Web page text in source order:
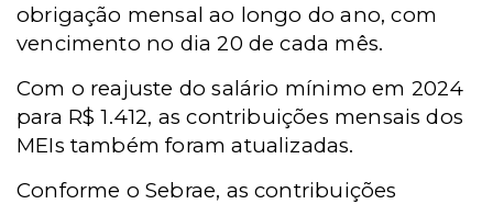
obrigação mensal ao longo do ano, com
vencimento no dia 20 de cada mês.
Com o reajuste do salário mínimo em 2024
para R$ 1.412, as contribuições mensais dos
MEIs também foram atualizadas.
Conforme o Sebrae, as contribuições